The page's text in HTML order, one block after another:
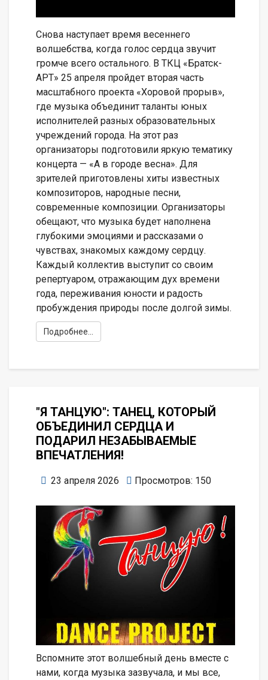
Снова наступает время весеннего
волшебства, когда голос сердца звучит
громче всего остального. В ТКЦ «Братск-
АРТ» 25 апреля пройдет вторая часть
масштабного проекта «Хоровой прорыв»,
где музыка объединит таланты юных
исполнителей разных образовательных
учреждений города. На этот раз
организаторы подготовили яркую тематику
концерта — «А в городе весна». Для
зрителей приготовлены хиты известных
композиторов, народные песни,
современные композиции. Организаторы
обещают, что музыка будет наполнена
глубокими эмоциями и рассказами о
чувствах, знакомых каждому сердцу.
Каждый коллектив выступит со своим
репертуаром, отражающим дух времени
года, переживания юности и радость
пробуждения природы после долгой зимы.
Подробнее...
"Я ТАНЦУЮ": ТАНЕЦ, КОТОРЫЙ
ОБЪЕДИНИЛ СЕРДЦА И
ПОДАРИЛ НЕЗАБЫВАЕМЫЕ
ВПЕЧАТЛЕНИЯ!
23 апреля 2026 Просмотров: 150
Вспомните этот волшебный день вместе с
нами, когда музыка зазвучала, и мы все,